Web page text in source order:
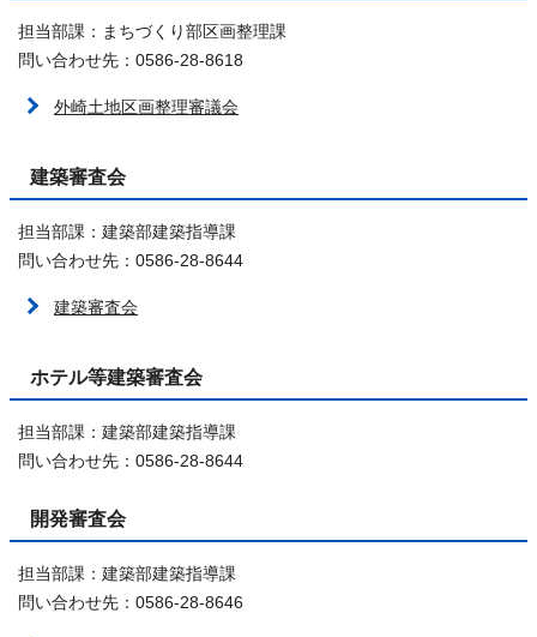
担当部課：まちづくり部区画整理課
問い合わせ先：0586-28-8618
外崎土地区画整理審議会
建築審査会
担当部課：建築部建築指導課
問い合わせ先：0586-28-8644
建築審査会
ホテル等建築審査会
担当部課：建築部建築指導課
問い合わせ先：0586-28-8644
開発審査会
担当部課：建築部建築指導課
問い合わせ先：0586-28-8646